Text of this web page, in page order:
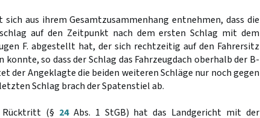
aus ihrem Gesamtzusammenhang entnehmen, dass die
auf den Zeitpunkt nach dem ersten Schlag mit dem
F. abgestellt hat, der sich rechtzeitig auf den Fahrersitz
so dass der Schlag das Fahrzeugdach oberhalb der B-
der Angeklagte die beiden weiteren Schläge nur noch gegen
Schlag brach der Spatenstiel ab.
Rücktritt (§ 24Abs. 1 StGB) hat das Landgericht mit der